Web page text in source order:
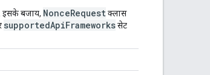
इसके बजाय, NonceRequestक्लास
supportedApiFrameworksसेट